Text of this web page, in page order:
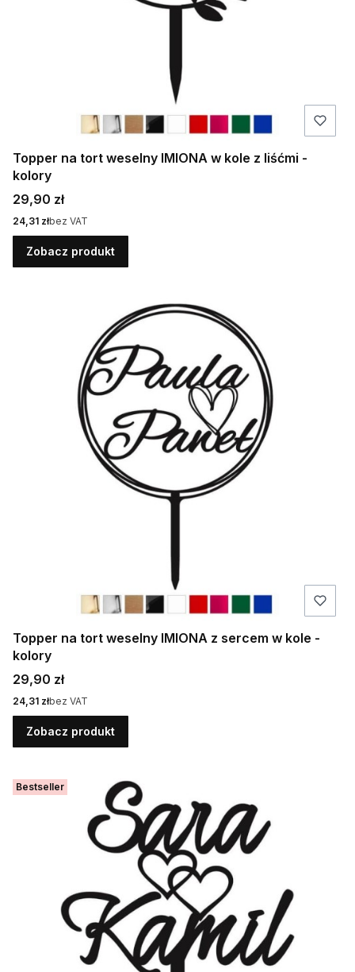
Topper na tort weselny IMIONA w kole z liśćmi -
kolory
Cena
29,90 zł
Cena
24,31 złbez VAT
Zobacz produkt
Topper na tort weselny IMIONA z sercem w kole -
kolory
Cena
29,90 zł
Cena
24,31 złbez VAT
Zobacz produkt
Bestseller